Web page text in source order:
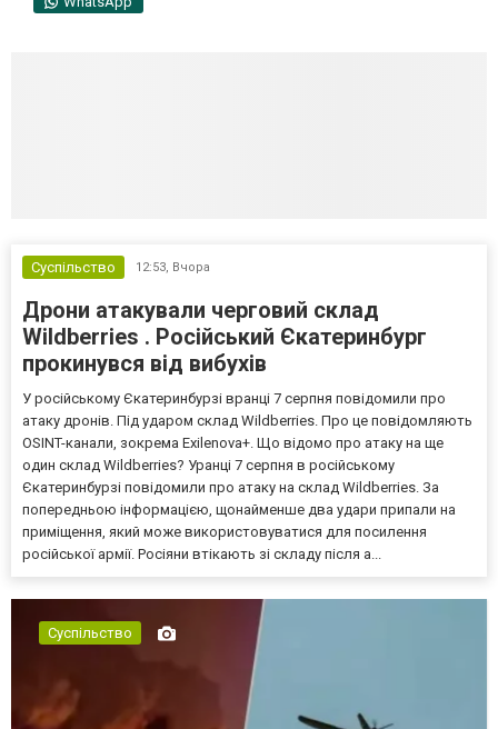
Суспільство 12:53, Вчора
Дрони атакували черговий склад
Wildberries . Російський Єкатеринбург
прокинувся від вибухів
У російському Єкатеринбурзі вранці 7 серпня повідомили про
атаку дронів. Під ударом склад Wildberries. Про це повідомляють
OSINT-канали, зокрема Exilenova+. Що відомо про атаку на ще
один склад Wildberries? Уранці 7 серпня в російському
Єкатеринбурзі повідомили про атаку на склад Wildberries. За
попередньою інформацією, щонайменше два удари припали на
приміщення, який може використовуватися для посилення
російської армії. Росіяни втікають зі складу після а...
Суспільство